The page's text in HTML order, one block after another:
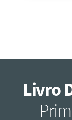
Livro